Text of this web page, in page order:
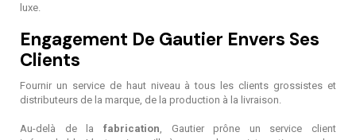
luxe.
Engagement De Gautier Envers Ses
Clients
Fournir un service de haut niveau à tous les clients grossistes et
distributeurs de la marque, de la production à la livraison.
Au-delà de la fabrication, Gautier prône un service client